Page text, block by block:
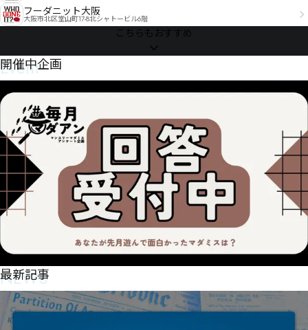
フーダニット大阪
大阪市北区堂山町17-8北シャトービル6階
こちらもおすすめ
Event
開催中企画
NEWS
最新記事